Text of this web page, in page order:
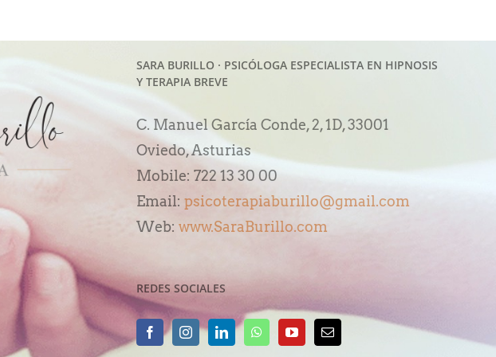
SARA BURILLO · PSICÓLOGA ESPECIALISTA EN HIPNOSIS
Y TERAPIA BREVE
C. Manuel García Conde, 2, 1D, 33001
Oviedo, Asturias
Mobile: 722 13 30 00
Email:psicoterapiaburillo@gmail.com
Web:www.SaraBurillo.com
REDES SOCIALES